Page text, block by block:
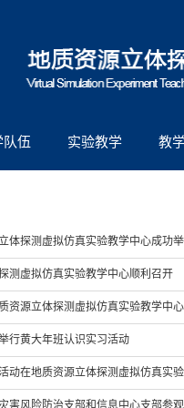
队伍 实验教学 教
体探测虚拟仿真实验教学中心成功
测虚拟仿真实验教学中心顺利召开
资源立体探测虚拟仿真实验教学中
行黄大年班认识实习活动
动在地质资源立体探测虚拟仿真实
害风险防治支部和信息中心支部参